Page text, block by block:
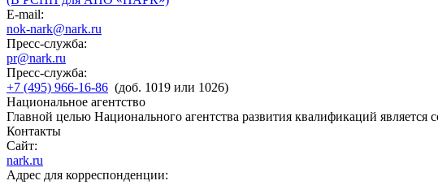
E-mail:
nok-nark@nark.ru
Пресс-служба:
pr@nark.ru
Пресс-служба:
+7 (495) 966-16-86 (доб. 1019 или 1026)
Национальное агентство
Главной целью Национального агентства развития квалификаций
Контакты
Сайт:
nark.ru
Адрес для корреспонденции: